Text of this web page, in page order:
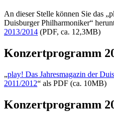
An dieser Stelle können Sie das
Duisburger Philharmoniker“
2013/2014 (PDF, ca. 12,3MB)
Konzertprogramm
„play! Das Jahresmagazin der
2011/2012“ als PDF (ca. 10MB)
Konzertprogramm